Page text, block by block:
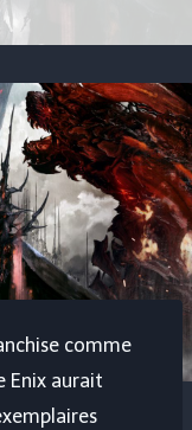
comme
Enix aurait